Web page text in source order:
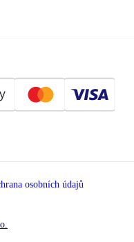
osobních údajů